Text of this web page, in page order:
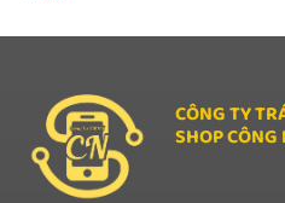
CÔNG TY
SHOP CÔNG